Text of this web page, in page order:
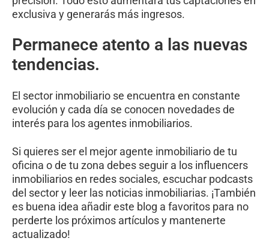
exclusiva y generarás más ingresos.
Permanece atento a las nuevas
tendencias.
El sector inmobiliario se encuentra en constante
evolución y cada día se conocen novedades de
interés para los agentes inmobiliarios.
Si quieres ser el mejor agente inmobiliario de tu
oficina o de tu zona debes seguir a los influencers
inmobiliarios en redes sociales, escuchar podcasts
del sector y leer las noticias inmobiliarias. ¡También
es buena idea añadir este blog a favoritos para no
perderte los próximos artículos y mantenerte
actualizado!